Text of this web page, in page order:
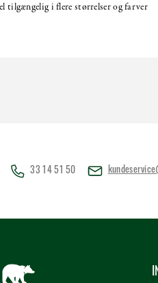
tilgængelig i flere størrelser og farver
33 14 51 50